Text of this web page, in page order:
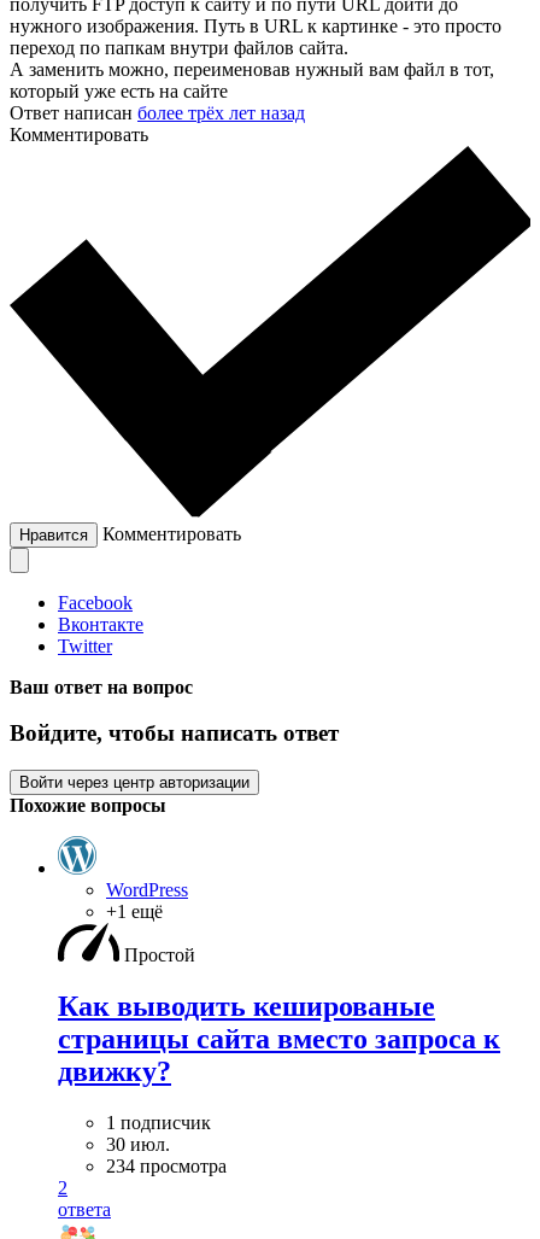
получить FTP доступ к сайту и по пути URL дойти до
нужного изображения. Путь в URL к картинке - это просто
переход по папкам внутри файлов сайта.
А заменить можно, переименовав нужный вам файл в тот,
который уже есть на сайте
Ответ написан более трёх лет назад
Комментировать
Нравится Комментировать
Facebook
Вконтакте
Twitter
Ваш ответ на вопрос
Войдите, чтобы написать ответ
Войти через центр авторизации
Похожие вопросы
WordPress
+1 ещё
Простой
Как выводить кешированые
страницы сайта вместо запроса к
движку?
1 подписчик
30 июл.
234 просмотра
2
ответа